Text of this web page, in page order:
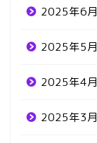
2025年6月
2025年5月
2025年4月
2025年3月